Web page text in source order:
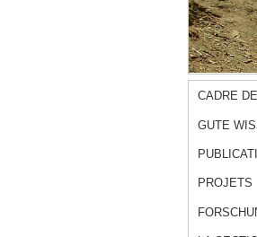
CADRE
GUTE
PROJETS